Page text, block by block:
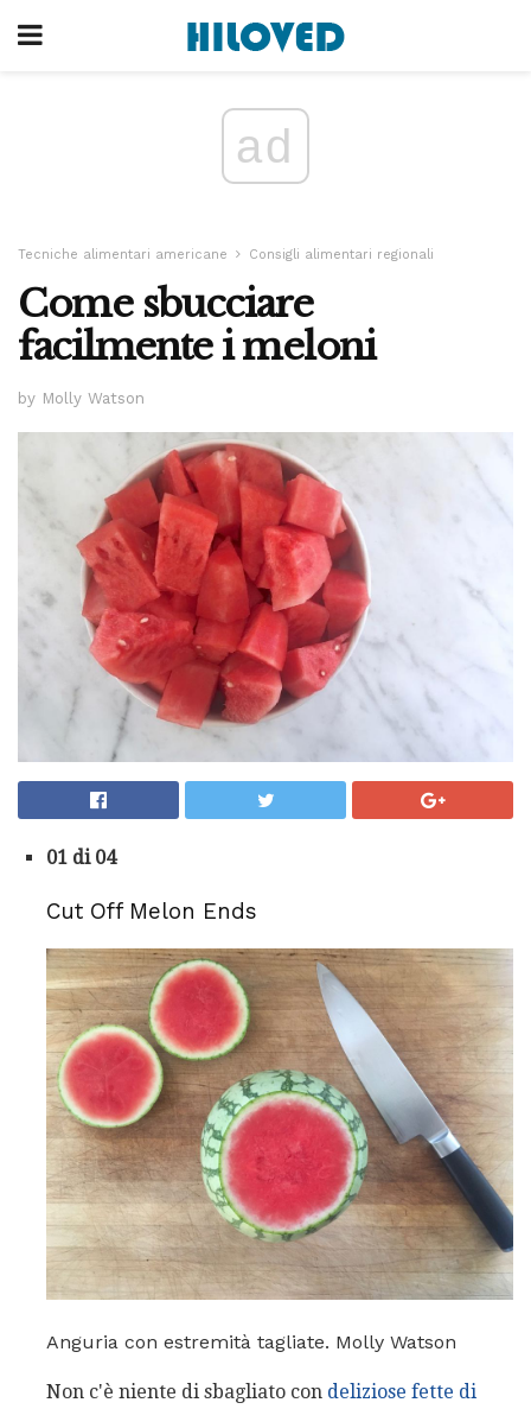
ad
Tecniche alimentari americane Consigli alimentari regionali
Come sbucciare
facilmente i meloni
by Molly Watson
01 di 04
Cut Off Melon Ends
Anguria con estremità tagliate. Molly Watson
Non c'è niente di sbagliato con deliziose fette di